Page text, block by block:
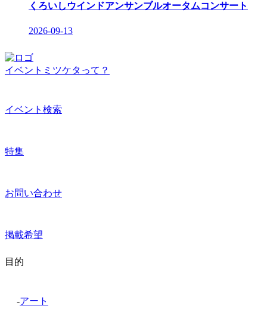
くろいしウインドアンサンブルオータムコンサート
2026-09-13
イベントミツケタって？
イベント検索
特集
お問い合わせ
掲載希望
目的
-アート